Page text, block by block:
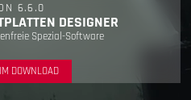
Designer
6.6.0
DESIGNER
Spezial-Software
DOWNLOAD